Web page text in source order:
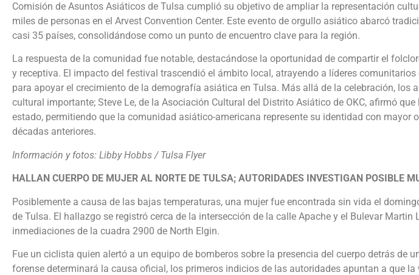
Comisión de Asuntos Asiáticos de Tulsa cumplió su objetivo de ampliar la representación
miles de personas en el Arvest Convention Center. Este evento de orgullo asiático abarcó
casi 35 países, consolidándose como un punto de encuentro clave para la región.
La respuesta de la comunidad fue notable, destacándose la oportunidad de compartir el
y receptiva. El impacto del festival trascendió el ámbito local, atrayendo a líderes
para apoyar el crecimiento de la demografía asiática en Tulsa. Más allá de la celebración, los
cultural importante; Steve Le, de la Asociación Cultural del Distrito Asiático de OKC, afirmó
estado, permitiendo que la comunidad asiático-americana represente su identidad con mayor
décadas anteriores.
Información y fotos: Libby Hobbs / Tulsa Flyer
HALLAN CUERPO DE MUJER AL NORTE DE TULSA; AUTORIDADES INVESTIGAN POSIBLE
Posiblemente a causa de las bajas temperaturas, una mujer fue encontrada sin vida el
de Tulsa. El hallazgo se registró cerca de la intersección de la calle Apache y el Bulevar Martin
inmediaciones de la cuadra 2900 de North Elgin.
Fue un ciclista quien alertó a un equipo de bomberos sobre la presencia del cuerpo detrás de
forense determinará la causa oficial, los primeros indicios de las autoridades apuntan a que